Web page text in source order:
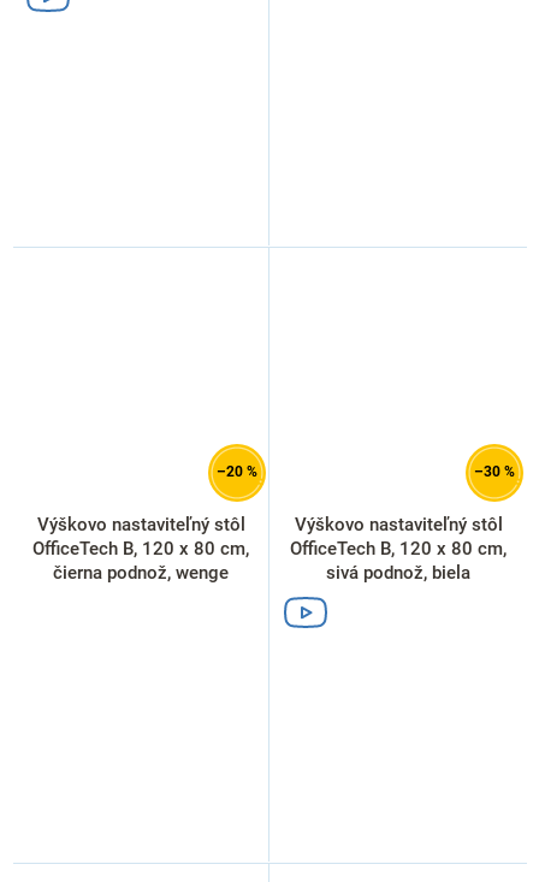
–20 %
Výškovo nastaviteľný stôl
OfficeTech B, 120 x 80 cm,
čierna podnož, wenge
–30 %
Výškovo nastaviteľný stôl
OfficeTech B, 120 x 80 cm,
sivá podnož, biela